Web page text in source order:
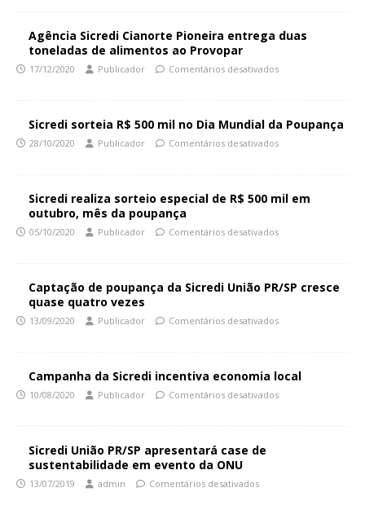
Agência Sicredi Cianorte Pioneira entrega duas
toneladas de alimentos ao Provopar
17/12/2020 Publicador Comentários desativados
Sicredi sorteia R$ 500 mil no Dia Mundial da Poupança
28/10/2020 Publicador Comentários desativados
Sicredi realiza sorteio especial de R$ 500 mil em
outubro, mês da poupança
05/10/2020 Publicador Comentários desativados
Captação de poupança da Sicredi União PR/SP cresce
quase quatro vezes
13/09/2020 Publicador Comentários desativados
Campanha da Sicredi incentiva economia local
10/08/2020 Publicador Comentários desativados
Sicredi União PR/SP apresentará case de
sustentabilidade em evento da ONU
13/07/2019 admin Comentários desativados